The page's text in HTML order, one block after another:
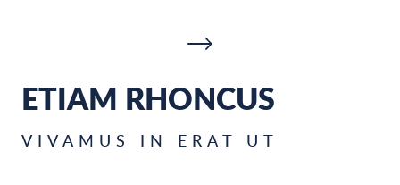
ETIAM RHONCUS
VIVAMUS IN ERAT UT